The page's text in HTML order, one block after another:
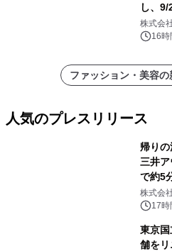
し、9/
株式会
16時
ファッション・美容
人気のプレスリリース
帰りの
三井
で約5
メニュ
株式会
17時
東京
舗を